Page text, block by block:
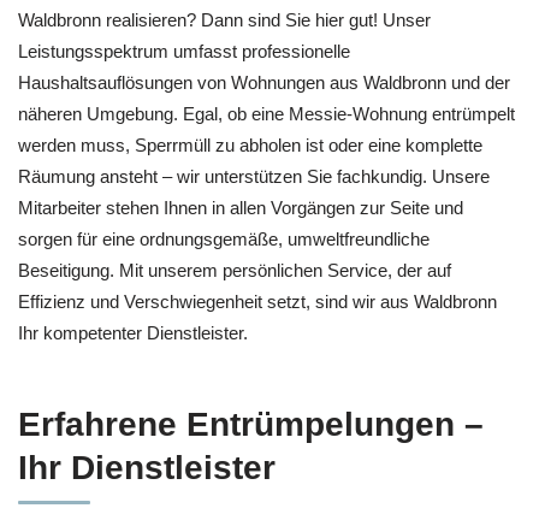
Waldbronn realisieren? Dann sind Sie hier gut! Unser
Leistungsspektrum umfasst professionelle
Haushaltsauflösungen von Wohnungen aus Waldbronn und der
näheren Umgebung. Egal, ob eine Messie-Wohnung entrümpelt
werden muss, Sperrmüll zu abholen ist oder eine komplette
Räumung ansteht – wir unterstützen Sie fachkundig. Unsere
Mitarbeiter stehen Ihnen in allen Vorgängen zur Seite und
sorgen für eine ordnungsgemäße, umweltfreundliche
Beseitigung. Mit unserem persönlichen Service, der auf
Effizienz und Verschwiegenheit setzt, sind wir aus Waldbronn
Ihr kompetenter Dienstleister.
Erfahrene Entrümpelungen –
Ihr Dienstleister